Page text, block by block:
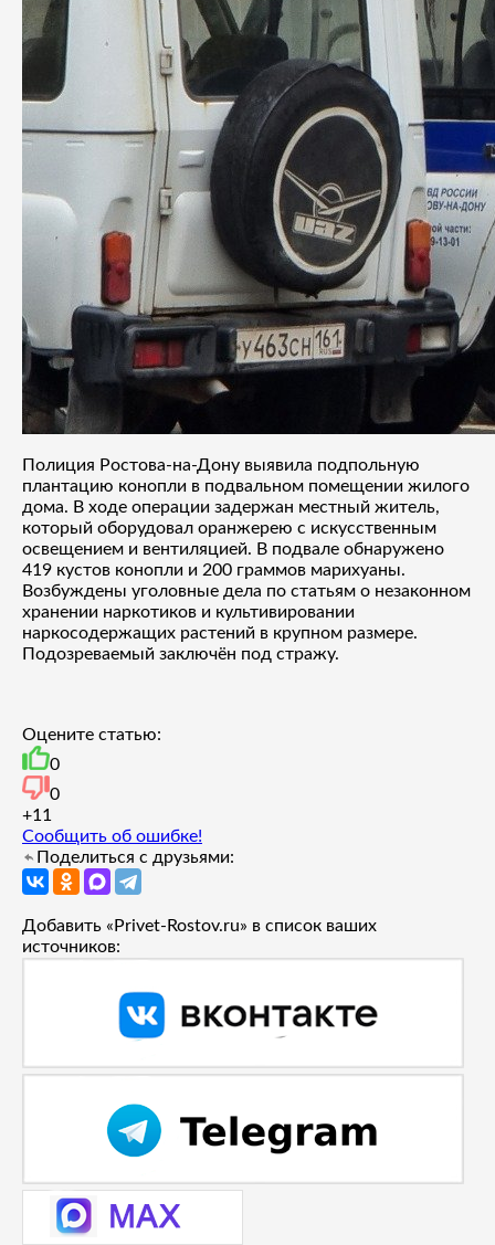
Полиция Ростова-на-Дону выявила подпольную
плантацию конопли в подвальном помещении жилого
дома. В ходе операции задержан местный житель,
который оборудовал оранжерею с искусственным
освещением и вентиляцией. В подвале обнаружено
419 кустов конопли и 200 граммов марихуаны.
Возбуждены уголовные дела по статьям о незаконном
хранении наркотиков и культивировании
наркосодержащих растений в крупном размере.
Подозреваемый заключён под стражу.
Оцените статью:
0
0
+1 1
Сообщить об ошибке!
Поделиться с друзьями:
Добавить «Privet-Rostov.ru» в список ваших
источников: